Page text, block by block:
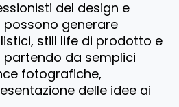
del design e
possono generare
still life di prodotto e
partendo da semplici
fotografiche,
delle idee ai